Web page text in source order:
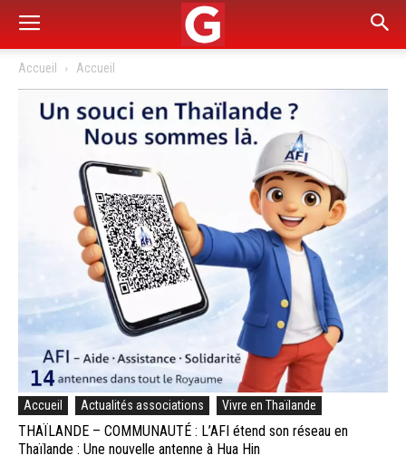
Accueil Accueil
Accueil Actualités associations Vivre en Thaïlande
THAÏLANDE – COMMUNAUTÉ : L’AFI étend son réseau en
Thaïlande : Une nouvelle antenne à Hua Hin